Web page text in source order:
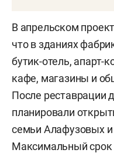
В апрельском
что в зданиях
бутик-отель, апарт-
кафе, магазины и
После реставрации
планировали
семьи Алафузовых и
Максимальный срок